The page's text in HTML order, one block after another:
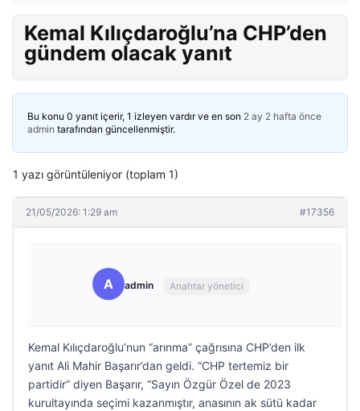
Kemal Kılıçdaroğlu’na CHP’den
gündem olacak yanıt
Bu konu 0 yanıt içerir, 1 izleyen vardır ve en son 2 ay 2 hafta önce
admin tarafından güncellenmiştir.
1 yazı görüntüleniyor (toplam 1)
21/05/2026: 1:29 am #17356
A admin Anahtar yönetici
Kemal Kılıçdaroğlu’nun “arınma” çağrısına CHP’den ilk
yanıt Ali Mahir Başarır’dan geldi. “CHP tertemiz bir
partidir” diyen Başarır, “Sayın Özgür Özel de 2023
kurultayında seçimi kazanmıştır, anasının ak sütü kadar